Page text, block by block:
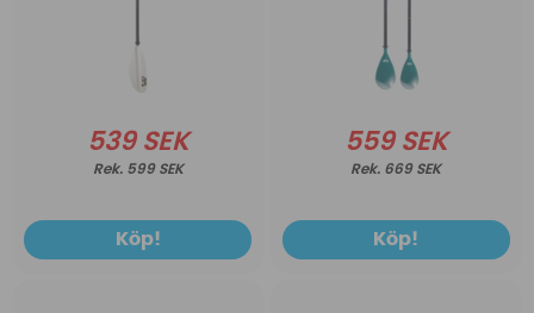
539 SEK
599 SEK
Köp!
559 SEK
669 SEK
Köp!